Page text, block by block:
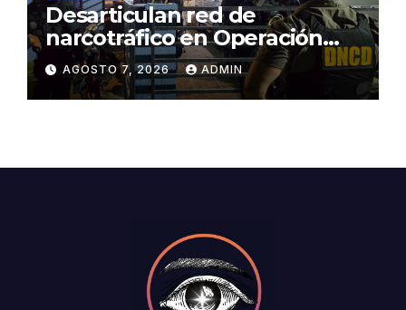
Desarticulan red de
narcotráfico en Operación
Lgtca
AGOSTO 7, 2026 ADMIN